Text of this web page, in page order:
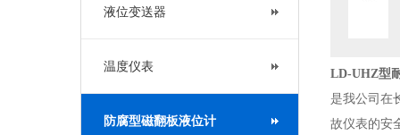
液位变送器
温度仪表
防腐型磁翻板液位计
LD-UHZ型
是我公司在
故仪表的安